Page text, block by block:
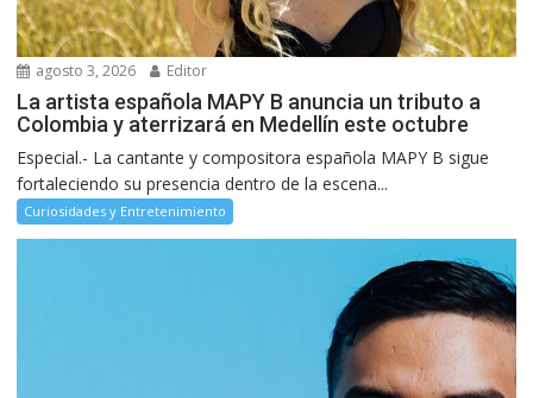
agosto 3, 2026 Editor
La artista española MAPY B anuncia un tributo a
Colombia y aterrizará en Medellín este octubre
Especial.- La cantante y compositora española MAPY B sigue
fortaleciendo su presencia dentro de la escena...
Curiosidades y Entretenimiento